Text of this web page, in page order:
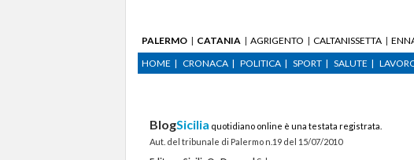
PALERMO CATANIA AGRIGENTO CALTANISSETTA
HOME
CRONACA POLITICA SPORT SALUTE
BlogSicilia quotidiano online è una testata registrata.
Aut. del tribunale di Palermo n.19 del 15/07/2010